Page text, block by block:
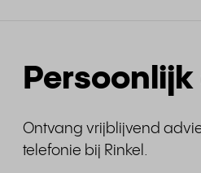
Ontvang vrijblijvend
telefonie bij Rinkel.